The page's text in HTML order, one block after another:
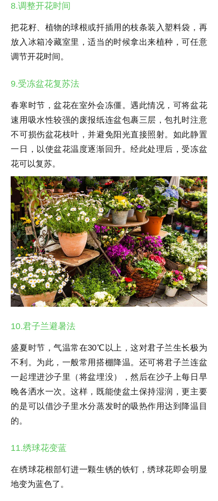
8.调整开花时间
把花籽、植物的球根或扦插用的枝条装入塑料袋，再
放入冰箱冷藏室里，适当的时候拿出来植种，可任意
调节开花时间。
9.受冻盆花复苏法
春寒时节，盆花在室外会冻僵。遇此情况，可将盆花
速用吸水性较强的废报纸连盆包裹三层，包扎时注意
不可损伤盆花枝叶，并避免阳光直接照射。如此静置
一日，以使盆花温度逐渐回升。经此处理后，受冻盆
花可以复苏。
10.君子兰避暑法
盛夏时节，气温常在30℃以上，这对君子兰生长极为
不利。为此，一般常用搭棚降温。还可将君子兰连盆
一起埋进沙子里（将盆埋没），然后在沙子上每日早
晚各洒水一次。这样，既能使盆土保持湿润，更主要
的是可以借沙子里水分蒸发时的吸热作用达到降温目
的。
11.绣球花变蓝
在绣球花根部钉进一颗生锈的铁钉，绣球花即会明显
地变为蓝色了。